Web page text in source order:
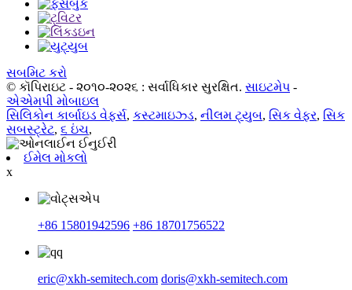
સબમિટ કરો
© કૉપિરાઇટ - ૨૦૧૦-૨૦૨૬ : સર્વાધિકાર સુરક્ષિત. સાઇટમેપ -
એએમપી મોબાઇલ
સિલિકોન કાર્બાઇડ વેફર્સ, કસ્ટમાઇઝ્ડ, નીલમ ટ્યુબ, સિક વેફર, સિક
સબસ્ટ્રેટ, ૬ ઇંચ,
ઈમેલ મોકલો
x
+86 15801942596 +86 18701756522
eric@xkh-semitech.com doris@xkh-semitech.com